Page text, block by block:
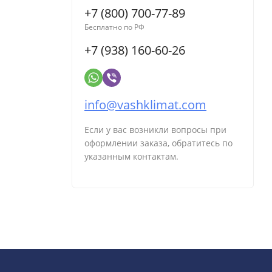
+7 (800) 700-77-89
Бесплатно по РФ
+7 (938) 160-60-26
info@vashklimat.com
Если у вас возникли вопросы при
оформлении заказа, обратитесь по
указанным контактам.